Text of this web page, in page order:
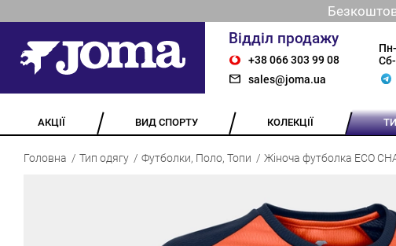
Відділ продажу
+38 066 303 99 08
sales@joma.ua
АКЦІЇ ВИД СПОРТУ КОЛЕКЦІЇ
Головна Тип одягу Футболки, Поло, Топи Жіноча футболка ECO